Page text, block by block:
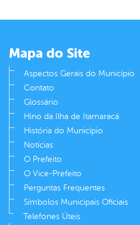
Mapa do Site
Aspectos Gerais do Município
Contato
Glossário
Hino da Ilha de Itamaracá
História do Município
Notícias
O Prefeito
O Vice-Prefeito
Perguntas Frequentes
Símbolos Municipais Oficiais
Telefones Úteis